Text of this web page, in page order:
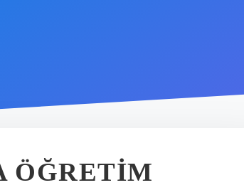
ÖĞRETIM